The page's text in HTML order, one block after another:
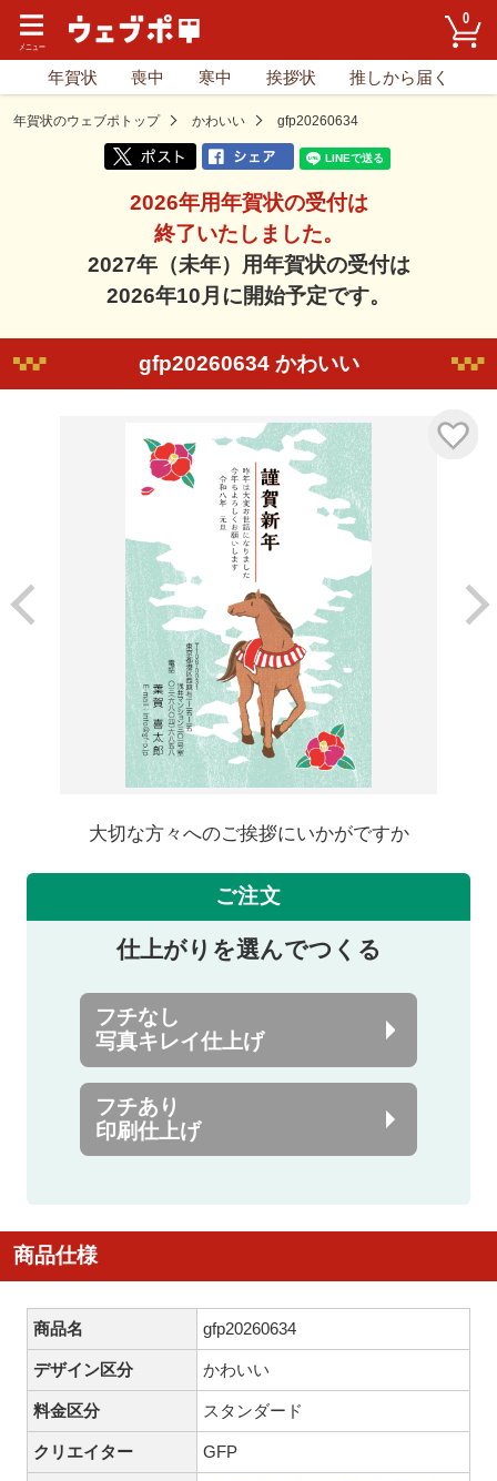
0
年賀状 喪中 寒中 挨拶状 推しから届く
年賀状のウェブポトップ かわいい gfp20260634
2026年用年賀状の受付は
終了いたしました。
2027年（未年）用年賀状の受付は
2026年10月に開始予定です。
gfp20260634 かわいい
大切な方々へのご挨拶にいかがですか
ご注文
仕上がりを選んでつくる
フチなし
写真キレイ仕上げ
フチあり
印刷仕上げ
商品仕様
商品名 gfp20260634
デザイン区分 かわいい
料金区分 スタンダード
クリエイター GFP